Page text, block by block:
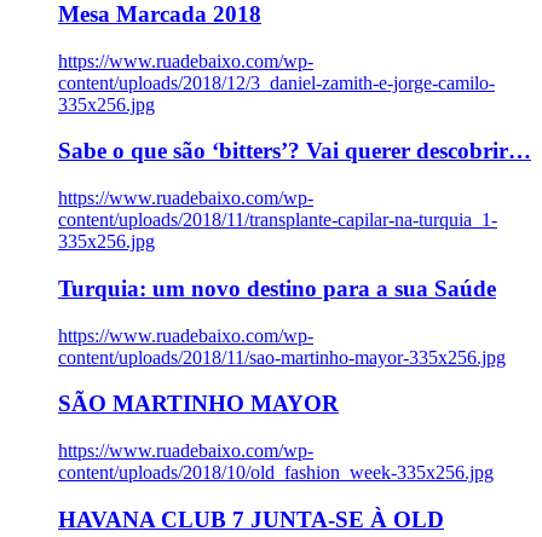
Mesa Marcada 2018
https://www.ruadebaixo.com/wp-
content/uploads/2018/12/3_daniel-zamith-e-jorge-camilo-
335x256.jpg
Sabe o que são ‘bitters’? Vai querer descobrir…
https://www.ruadebaixo.com/wp-
content/uploads/2018/11/transplante-capilar-na-turquia_1-
335x256.jpg
Turquia: um novo destino para a sua Saúde
https://www.ruadebaixo.com/wp-
content/uploads/2018/11/sao-martinho-mayor-335x256.jpg
SÃO MARTINHO MAYOR
https://www.ruadebaixo.com/wp-
content/uploads/2018/10/old_fashion_week-335x256.jpg
HAVANA CLUB 7 JUNTA-SE À OLD